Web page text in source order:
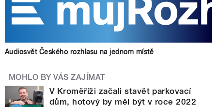
Audiosvět Českého rozhlasu na jednom místě
MOHLO BY VÁS ZAJÍMAT
V Kroměříži začali stavět parkovací
dům, hotový by měl být v roce 2022